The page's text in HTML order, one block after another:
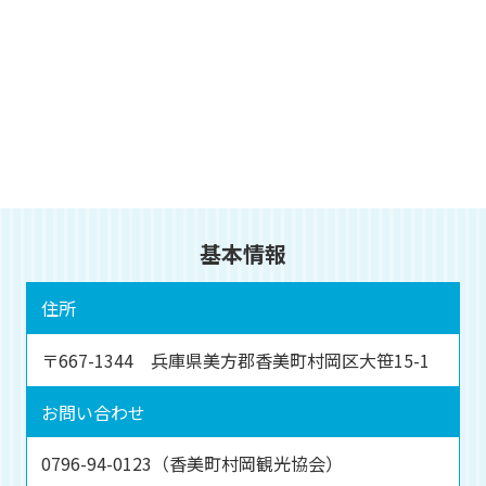
基本情報
住所
〒667-1344 兵庫県美方郡香美町村岡区大笹15-1
お問い合わせ
0796-94-0123（香美町村岡観光協会）